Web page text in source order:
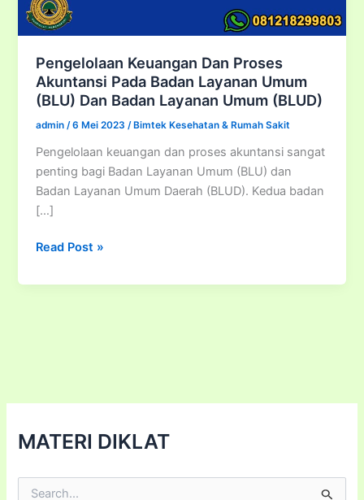
Pengelolaan Keuangan Dan Proses
Akuntansi Pada Badan Layanan Umum
(BLU) Dan Badan Layanan Umum (BLUD)
admin /6 Mei 2023 /Bimtek Kesehatan & Rumah Sakit
Pengelolaan keuangan dan proses akuntansi sangat
penting bagi Badan Layanan Umum (BLU) dan
Badan Layanan Umum Daerah (BLUD). Kedua badan
[…]
Pengelolaan
Dan
Umum
Dan
Layanan
Read Post »
MATERI DIKLAT